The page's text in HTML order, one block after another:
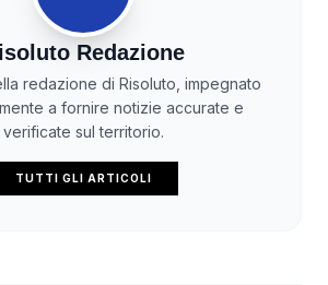
Redazione
redazione di Risoluto, impegnato
a fornire notizie accurate e
verificate sul territorio.
TUTTI GLI ARTICOLI